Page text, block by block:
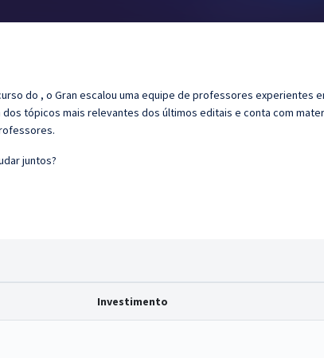
do , o Gran escalou uma equipe de professores experientes
tópicos mais relevantes dos últimos editais e conta com
juntos?
Investimento